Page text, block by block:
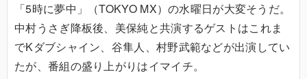
「5時に夢中」（TOKYO MX）の水曜日が大変そうだ。
中村うさぎ降板後、美保純と共演するゲストはこれま
でKダブシャイン、谷隼人、村野武範などが出演してい
たが、番組の盛り上がりはイマイチ。